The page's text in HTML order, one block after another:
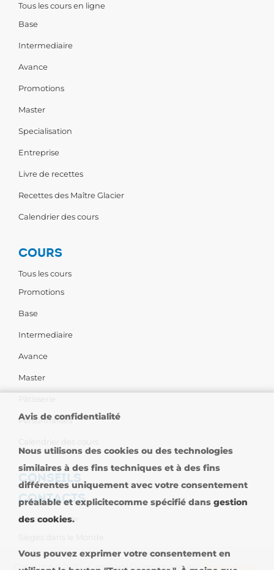
Tous les cours en ligne
Base
Intermediaire
Avance
Promotions
Master
Specialisation
Entreprise
Livre de recettes
Recettes des Maître Glacier
Calendrier des cours
COURS
Tous les cours
Promotions
Base
Intermediaire
Avance
Master
Personnalises
CONSEILS
CONTACTS
Nous contacter
Copyright © 2026 - Carpigiani Gelato University - Privacy Policy
Avis de confidentialité
Nous utilisons des cookies ou des technologies
similaires à des fins techniques et à des fins
différentes uniquement avec votre consentement
préalable et explicitecomme spécifié dans gestion
des cookies.
Vous pouvez exprimer votre consentement en